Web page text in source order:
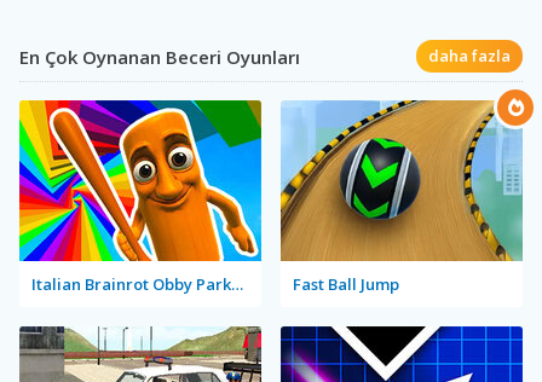
En Çok Oynanan Beceri Oyunları daha fazla
Italian Brainrot Obby Parkour Fast Ball Jump